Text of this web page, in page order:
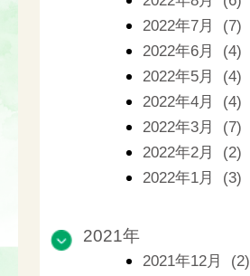
2022年7月 (7)
2022年6月 (4)
2022年5月 (4)
2022年4月 (4)
2022年3月 (7)
2022年2月 (2)
2022年1月 (3)
2021年
2021年12月 (2)